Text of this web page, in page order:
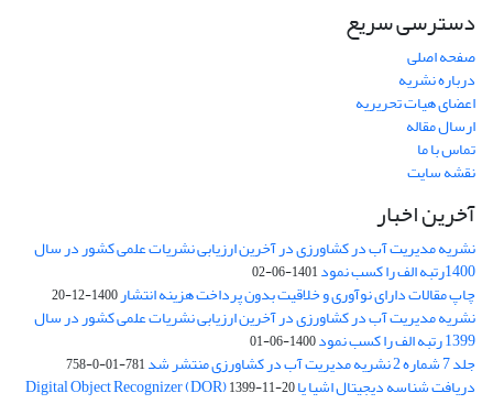
دسترسی سریع
صفحه اصلی
درباره نشریه
اعضای هیات تحریریه
ارسال مقاله
تماس با ما
نقشه سایت
آخرین اخبار
نشریه مدیریت آب در کشاورزی در آخرین ارزیابی نشریات علمی کشور در سال
1400رتبه الف را کسب نمود 1401-06-02
چاپ مقالات دارای نوآوری و خلاقیت بدون پرداخت هزینه انتشار1400-12-20
نشریه مدیریت آب در کشاورزی در آخرین ارزیابی نشریات علمی کشور در سال
1399 رتبه الف را کسب نمود 1400-06-01
جلد 7 شماره 2 نشریه مدیریت آب در کشاورزی منتشر شد 781-01-0-758
دریافت شناسه دیجیتال اشیا یا Digital Object Recognizer (DOR)1399-11-20